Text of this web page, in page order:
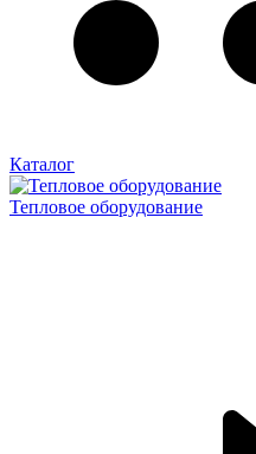
Каталог
Тепловое оборудование